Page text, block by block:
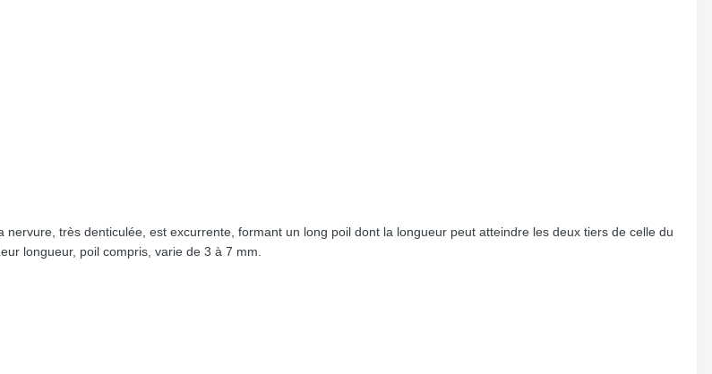
très denticulée, est excurrente, formant un long poil dont la longueur peut atteindre les deux tiers de celle du
longueur, poil compris, varie de 3 à 7 mm.